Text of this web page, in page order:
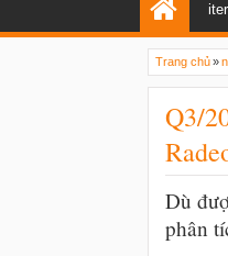
Trang chủ»
Q3/
Dù
phân